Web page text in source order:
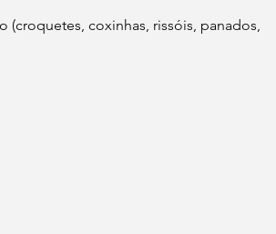
(croquetes, coxinhas, rissóis, panados,